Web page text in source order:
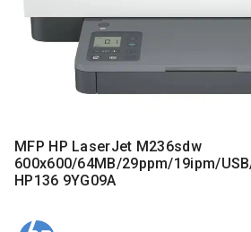
APARATI
RAČUNARSKE
KOMPONENTE
MFP HP LaserJet M236sdw
600x600/64MB/29ppm/19ipm/
HP136 9YG09A